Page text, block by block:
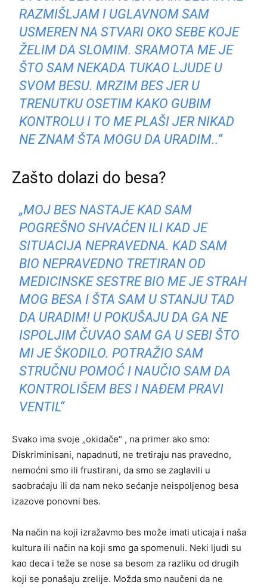
RAZMIŠLJAM I UGLAVNOM SAM
USMEREN NA STVARI OKO SEBE KOJE
ŽELIM DA SLOMIM. SRAMOTA ME JE
ŠTO SAM NEKADA TUKAO LJUDE U
SVOM BESU. MRZIM BES JER U
TRENUTKU OSETIM KAKO GUBIM
KONTROLU I TO ME PLAŠI JER NIKAD
NE ZNAM ŠTA MOGU DA URADIM..“
Zašto dolazi do besa?
„MOJ BES NASTAJE KAD SAM
POGREŠNO SHVAĆEN ILI KAD JE
SITUACIJA NEPRAVEDNA. KAD SAM
BIO NEPRAVEDNO TRETIRAN OD
MEDICINSKE SESTRE BIO ME JE STRAH
MOG BESA I ŠTA SAM U STANJU TAD
DA URADIM! U POKUŠAJU DA GA NE
ISPOLJIM ČUVAO SAM GA U SEBI ŠTO
MI JE ŠKODILO. POTRAŽIO SAM
STRUČNU POMOĆ I NAUČIO SAM DA
KONTROLIŠEM BES I NAĐEM PRAVI
VENTIL“
Svako ima svoje „okidače“ , na primer ako smo:
Diskriminisani, napadnuti, ne tretiraju nas pravedno,
nemoćni smo ili frustirani, da smo se zaglavili u
saobraćaju ili da nam neko sećanje neispoljenog besa
izazove ponovni bes.
Na način na koji izražavmo bes može imati uticaja i naša
kultura ili način na koji smo ga spomenuli. Neki ljudi su
kao deca i teže se nose sa besom za razliku od drugih
koji se ponašaju zrelije. Možda smo naučeni da ne